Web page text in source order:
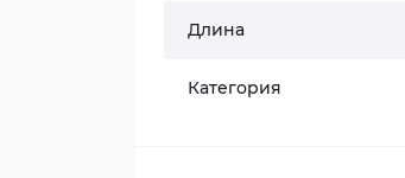
Длина
Категория